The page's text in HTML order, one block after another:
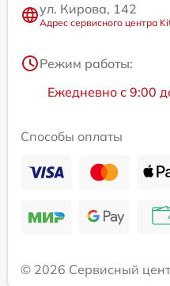
ул. Кирова, 142
Адрес сервисного центра
Режим работы:
Ежедневно с 9:00
Способы оплаты
© 2026 Сервисный